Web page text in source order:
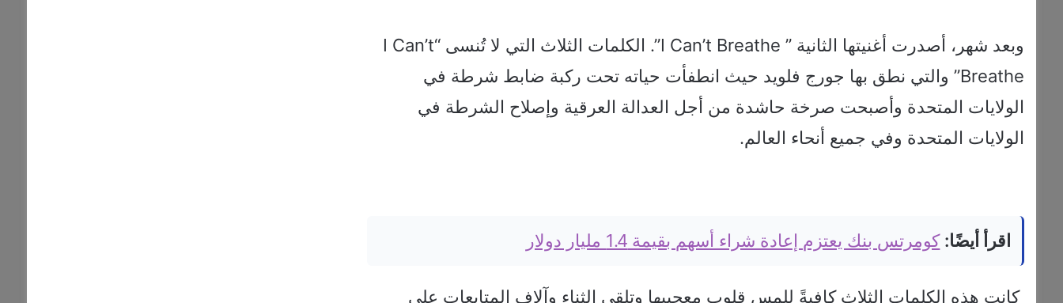
وبعد شهر، أصدرت أغنيتها الثانية ” I Can’t Breathe”. الكلمات الثلاث التي لا تُنسى “I Can’t
Breathe” والتي نطق بها جورج فلويد حيث انطفأت حياته تحت ركبة ضابط شرطة في
الولايات المتحدة وأصبحت صرخة حاشدة من أجل العدالة العرقية وإصلاح الشرطة في
الولايات المتحدة وفي جميع أنحاء العالم.
اقرأ أيضًا: كومرتس بنك يعتزم إعادة شراء أسهم بقيمة 1.4 مليار دولار
كانت هذه الكلمات الثلاث كافيةً للمس قلوب معجبيها وتلقي الثناء وآلاف المتابعات على